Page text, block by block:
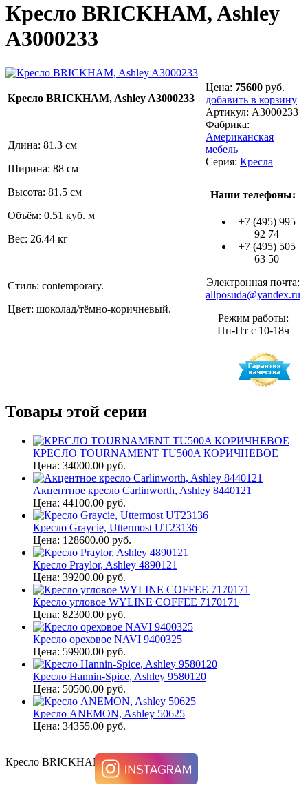
Кресло BRICKHAM, Ashley
A3000233
Кресло BRICKHAM, Ashley A3000233
Длина: 81.3 см
Ширина: 88 см
Высота: 81.5 см
Объём: 0.51 куб. м
Вес: 26.44 кг
Стиль: contemporary.
Цвет: шоколад/тёмно-коричневый.
Цена: 75600 руб.
добавить в корзину
Артикул: A3000233
Фабрика:
Американская
мебель
Серия: Кресла
Наши телефоны:
+7 (495) 995
92 74
+7 (495) 505
63 50
Электронная почта:
allposuda@yandex.ru
Режим работы:
Пн-Пт с 10-18ч
Товары этой серии
КРЕСЛО TOURNAMENT TU500A КОРИЧНЕВОЕ
Цена: 34000.00 руб.
Акцентное кресло Carlinworth, Ashley 8440121
Цена: 44100.00 руб.
Кресло Graycie, Uttermost UT23136
Цена: 128600.00 руб.
Кресло Praylor, Ashley 4890121
Цена: 39200.00 руб.
Кресло угловое WYLINE COFFEE 7170171
Цена: 82300.00 руб.
Кресло ореховое NAVI 9400325
Цена: 59900.00 руб.
Кресло Hannin-Spice, Ashley 9580120
Цена: 50500.00 руб.
Кресло ANEMON, Ashley 50625
Цена: 34355.00 руб.
Кресло BRICKHAM, Ashley A3000233